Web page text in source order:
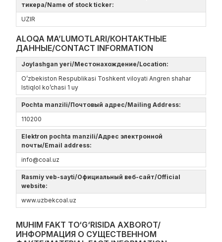
тикера/Name of stock ticker:
UZIR
ALOQA MA’LUMOTLARI/КОНТАКТНЫЕ
ДАННЫЕ/CONTACT INFORMATION
Joylashgan yeri/Местонахождение/Location:
O’zbekiston Respublikasi Toshkent viloyati Angren shahar
Istiqlol ko’chasi 1 uy
Pochta manzili/Почтовый адрес/Mailing Address:
110200
Elektron pochta manzili/Адрес электронной
почты/Email address:
info@coal.uz
Rasmiy veb-sayti/Официальный веб-сайт/Official
website:
www.uzbekcoal.uz
MUHIM FAKT TO‘G‘RISIDA AXBOROT/
ИНФОРМАЦИЯ О СУЩЕСТВЕННОМ